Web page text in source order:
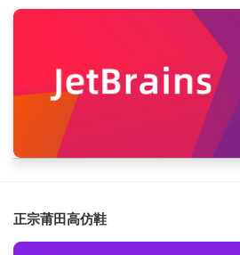
正宗莆田高仿鞋